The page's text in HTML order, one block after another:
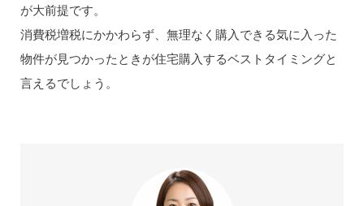
が大前提です。
消費税増税にかかわらず、無理なく購入できる気に入った
物件が見つかったときが住宅購入するベストタイミングと
言えるでしょう。